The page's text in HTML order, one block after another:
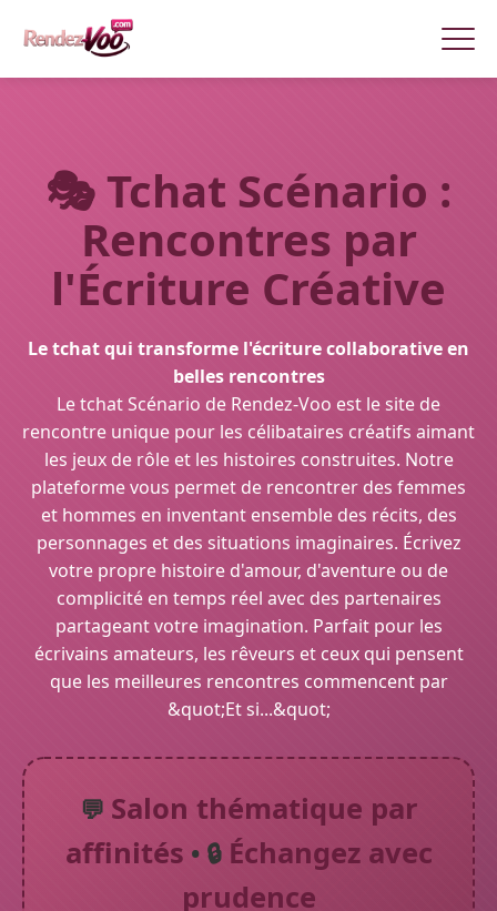
🎭 Tchat Scénario :
Rencontres par
l'Écriture Créative
Le tchat qui transforme l'écriture collaborative en
belles rencontres
Le tchat Scénario de Rendez-Voo est le site de
rencontre unique pour les célibataires créatifs aimant
les jeux de rôle et les histoires construites. Notre
plateforme vous permet de rencontrer des femmes
et hommes en inventant ensemble des récits, des
personnages et des situations imaginaires. Écrivez
votre propre histoire d'amour, d'aventure ou de
complicité en temps réel avec des partenaires
partageant votre imagination. Parfait pour les
écrivains amateurs, les rêveurs et ceux qui pensent
que les meilleures rencontres commencent par
&quot;Et si...&quot;
💬 Salon thématique par
affinités • 🔒 Échangez avec
prudence